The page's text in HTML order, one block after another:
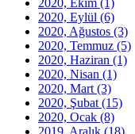
2020, Eylül (6)
2020, Ağustos (3)
2020, Temmuz (5)
2020, Haziran (1)
2020, Nisan (1)
2020, Mart (3)
2020, Şubat (15)
2020, Ocak (8)
2019, Aralık (18)